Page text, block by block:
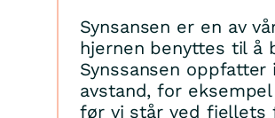
Synsansen er en av
hjernen benyttes til å
Synssansen
avstand, for
før vi står ved fjellets